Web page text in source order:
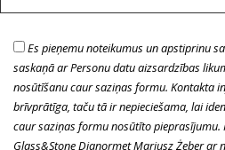
Es pieņemu noteikumus un apstiprinu
saskaņā ar Personu datu aizsardzības
nosūtīšanu caur saziņas formu. Kontakta
brīvprātīga, taču tā ir nepieciešama, lai
caur saziņas formu nosūtīto
Glass&Stone Dianormet Mariusz Żeber ar